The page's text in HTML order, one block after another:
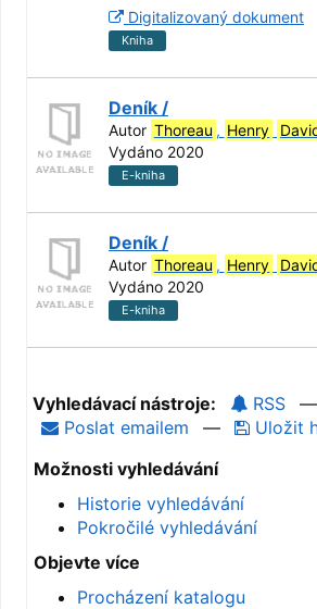
Digitalizovaný dokument
Kniha
Deník /
Autor Thoreau , Henry
Vydáno 2020
E-kniha
Deník /
Autor Thoreau , Henry
Vydáno 2020
E-kniha
Vyhledávací nástroje: RSS
—
Poslat emailem
—
Uložit
Možnosti vyhledávání
Historie vyhledávání
Pokročilé vyhledávání
Objevte více
Procházení katalogu